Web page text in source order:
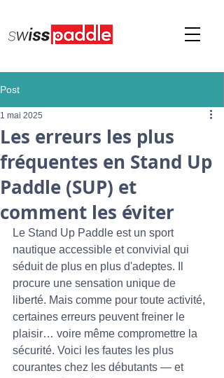
Post
Les erreurs les plus
fréquentes en Stand Up
Paddle (SUP) et
comment les éviter
1 mai 2025
Le Stand Up Paddle est un sport
nautique accessible et convivial qui
séduit de plus en plus d'adeptes. Il
procure une sensation unique de
liberté. Mais comme pour toute activité,
certaines erreurs peuvent freiner le
plaisir… voire même compromettre la
sécurité. Voici les fautes les plus
courantes chez les débutants — et